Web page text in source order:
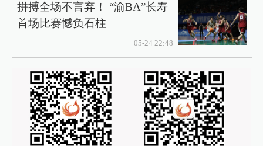
拼搏全场不言弃！ “渝BA”长寿
首场比赛憾负石柱
05-24 22:48